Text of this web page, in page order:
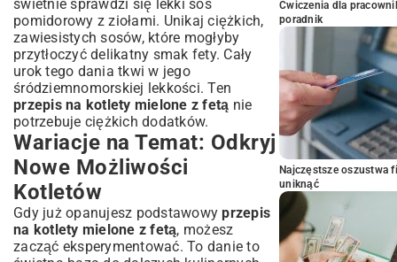
świetnie sprawdzi się lekki sos
pomidorowy z ziołami. Unikaj ciężkich,
zawiesistych sosów, które mogłyby
przytłoczyć delikatny smak fety. Cały
urok tego dania tkwi w jego
śródziemnomorskiej lekkości. Ten
przepis na kotlety mielone z fetą nie
potrzebuje ciężkich dodatków.
Wariacje na Temat: Odkryj
Nowe Możliwości
Kotletów
Gdy już opanujesz podstawowyprzepis
na kotlety mielone z fetą, możesz
zacząć eksperymentować. To danie to
Ćwiczenia dla
poradnik
Najczęstsze oszustwa
uniknąć